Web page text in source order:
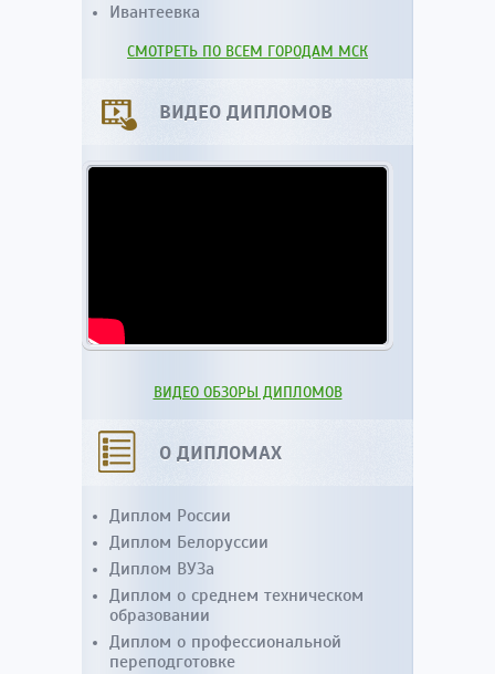
Ивантеевка
СМОТРЕТЬ ПО ВСЕМ ГОРОДАМ МСК
ВИДЕО ДИПЛОМОВ
ВИДЕО ОБЗОРЫ ДИПЛОМОВ
О ДИПЛОМАХ
Диплом России
Диплом Белоруссии
Диплом ВУЗа
Диплом о среднем техническом
образовании
Диплом о профессиональной
переподготовке